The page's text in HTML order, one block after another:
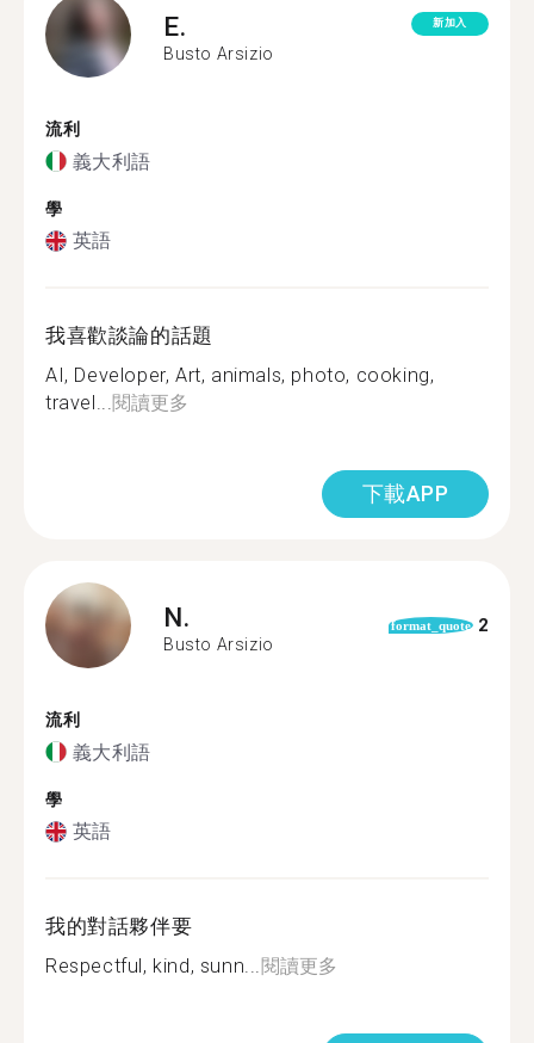
E.
Busto Arsizio
新加入
流利
義大利語
學
英語
我喜歡談論的話題
AI, Developer, Art, animals, photo, cooking,
travel...閱讀更多
下載APP
N.
Busto Arsizio
format_quote 2
流利
義大利語
學
英語
我的對話夥伴要
Respectful, kind, sunn...閱讀更多